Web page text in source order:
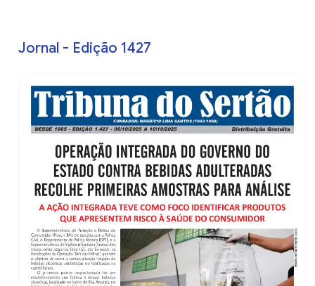
Jornal - Edição 1427